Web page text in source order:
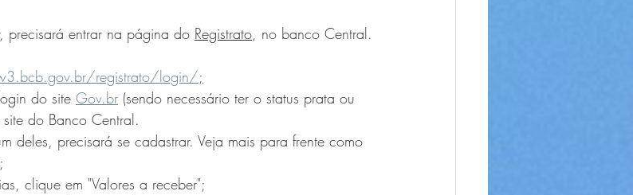
precisará entrar na página do Registrato, no banco Central.
registrato/login/;
do site Gov.br (sendo necessário ter o status prata ou
do Banco Central.
deles, precisará se cadastrar. Veja mais para frente como
clique em "Valores a receber";